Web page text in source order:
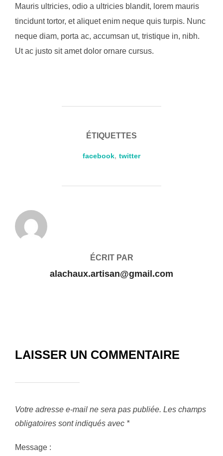
Mauris ultricies, odio a ultricies blandit, lorem mauris
tincidunt tortor, et aliquet enim neque quis turpis. Nunc
neque diam, porta ac, accumsan ut, tristique in, nibh.
Ut ac justo sit amet dolor ornare cursus.
ÉTIQUETTES
facebook, twitter
ÉCRIT PAR
alachaux.artisan@gmail.com
LAISSER UN COMMENTAIRE
Votre adresse e-mail ne sera pas publiée. Les champs
obligatoires sont indiqués avec *
Message :